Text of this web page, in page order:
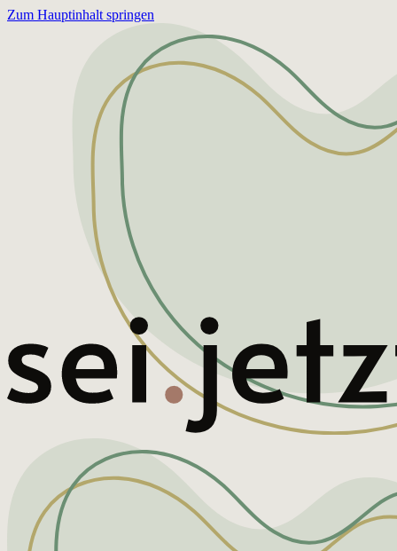
Zum Hauptinhalt springen